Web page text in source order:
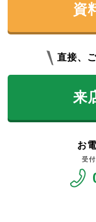
資
直接、
来
お